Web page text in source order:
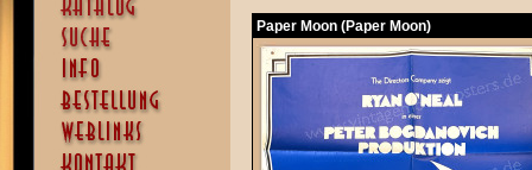
Paper Moon (Paper Moon)